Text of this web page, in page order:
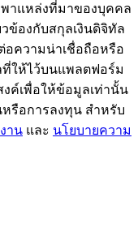
พาแหล่งที่มาของบุคคล
ข้องกับสกุลเงินดิจิทัล
อความน่าเชื่อถือหรือ
ที่ให้ไว้บนแพลตฟอร์ม
งค์เพื่อให้ข้อมูลเท่านั้น
รือการลงทุน สำหรับ
าน และ นโยบายความ